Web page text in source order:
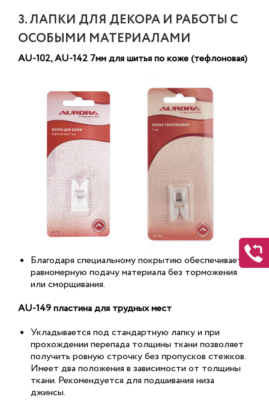
3. ЛАПКИ ДЛЯ ДЕКОРА И РАБОТЫ С
ОСОБЫМИ МАТЕРИАЛАМИ
AU-102, AU-142 7мм для шитья по коже (тефлоновая)
Благодаря специальному покрытию обеспечивает
равномерную подачу материала без торможения
или сморщивания.
AU-149 пластина для трудных мест
Укладывается под стандартную лапку и при
прохождении перепада толщины ткани позволяет
получить ровную строчку без пропусков стежков.
Имеет два положения в зависимости от толщины
ткани. Рекомендуется для подшивания низа
джинсы.